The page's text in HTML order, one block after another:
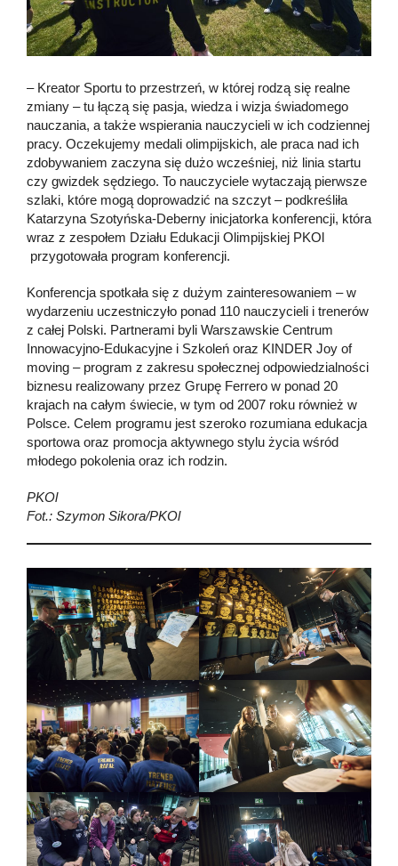
– Kreator Sportu to przestrzeń, w której rodzą się realne
zmiany – tu łączą się pasja, wiedza i wizja świadomego
nauczania, a także wspierania nauczycieli w ich codziennej
pracy. Oczekujemy medali olimpijskich, ale praca nad ich
zdobywaniem zaczyna się dużo wcześniej, niż linia startu
czy gwizdek sędziego. To nauczyciele wytaczają pierwsze
szlaki, które mogą doprowadzić na szczyt – podkreśliła
Katarzyna Szotyńska-Deberny inicjatorka konferencji, która
wraz z zespołem Działu Edukacji Olimpijskiej PKOl
przygotowała program konferencji.
Konferencja spotkała się z dużym zainteresowaniem – w
wydarzeniu uczestniczyło ponad 110 nauczycieli i trenerów
z całej Polski. Partnerami byli Warszawskie Centrum
Innowacyjno-Edukacyjne i Szkoleń oraz KINDER Joy of
moving – program z zakresu społecznej odpowiedzialności
biznesu realizowany przez Grupę Ferrero w ponad 20
krajach na całym świecie, w tym od 2007 roku również w
Polsce. Celem programu jest szeroko rozumiana edukacja
sportowa oraz promocja aktywnego stylu życia wśród
młodego pokolenia oraz ich rodzin.
PKOl
Fot.: Szymon Sikora/PKOl